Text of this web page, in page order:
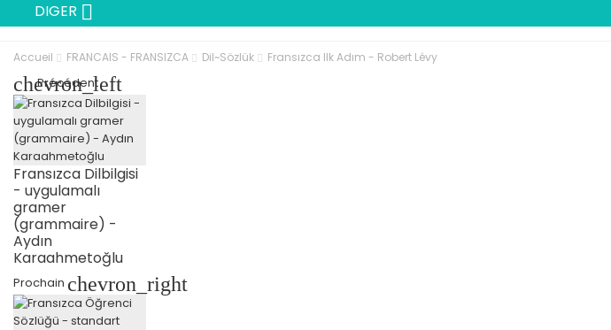
DIGER 
Accueil FRANCAIS - FRANSIZCA Dil~Sözlük Fransızca Ilk Adım - Robert Lévy
chevron_left
Précédent
Fransızca Dilbilgisi
- uygulamalı
gramer
(grammaire) -
Aydın
Karaahmetoğlu
Prochain chevron_right